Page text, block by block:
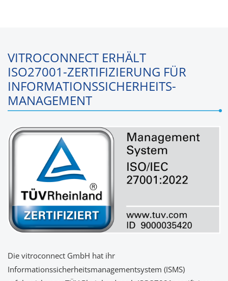
VITROCONNECT ERHÄLT
ISO27001-ZERTIFIZIERUNG FÜR
INFORMATIONS­SICHER­HEITS­
MANAGEMENT
Die vitroconnect GmbH hat ihr
Informationssicherheitsmanagementsystem (ISMS)